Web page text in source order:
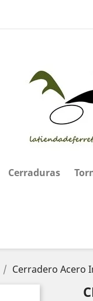
Cerraduras
Cerradero Acero